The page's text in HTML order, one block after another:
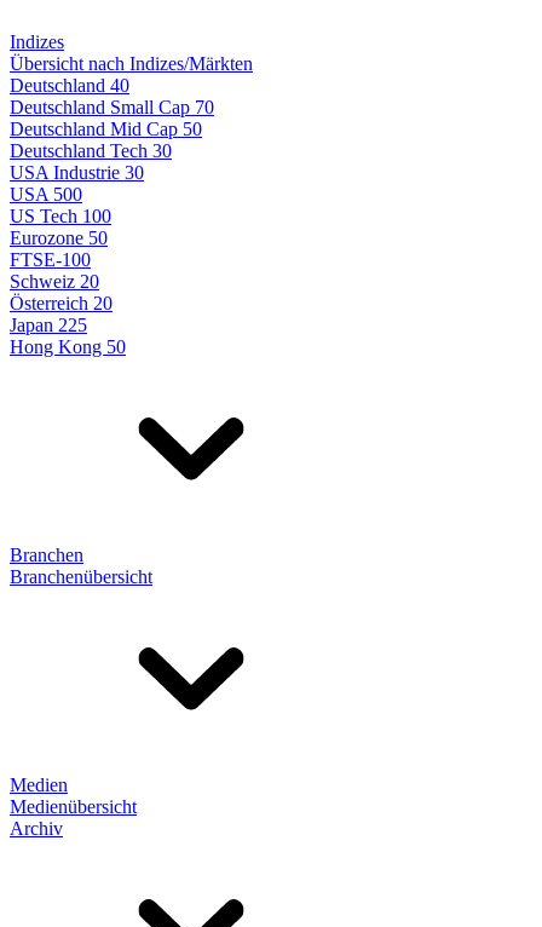
Indizes
Übersicht nach Indizes/Märkten
Deutschland 40
Deutschland Small Cap 70
Deutschland Mid Cap 50
Deutschland Tech 30
USA Industrie 30
USA 500
US Tech 100
Eurozone 50
FTSE-100
Schweiz 20
Österreich 20
Japan 225
Hong Kong 50
Branchen
Branchenübersicht
Medien
Medienübersicht
Archiv